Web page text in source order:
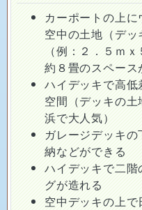
カーポートの上
空中の土地（デ
（例：２．５
約８畳のスペー
ハイデッキで高
空間（デッキの
浜で大人気）
ガレージデッキ
納などができる
ハイデッキで二
グが造れる
空中デッキの上